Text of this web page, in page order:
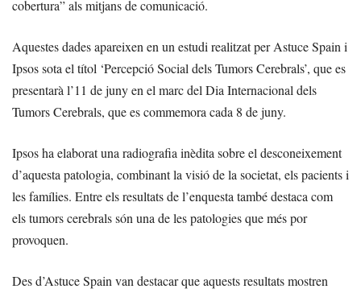
cobertura” als mitjans de comunicació.
Aquestes dades apareixen en un estudi realitzat per Astuce Spain i
Ipsos sota el títol ‘Percepció Social dels Tumors Cerebrals’, que es
presentarà l’11 de juny en el marc del Dia Internacional dels
Tumors Cerebrals, que es commemora cada 8 de juny.
Ipsos ha elaborat una radiografia inèdita sobre el desconeixement
d’aquesta patologia, combinant la visió de la societat, els pacients i
les famílies. Entre els resultats de l’enquesta també destaca com
els tumors cerebrals són una de les patologies que més por
provoquen.
Des d’Astuce Spain van destacar que aquests resultats mostren